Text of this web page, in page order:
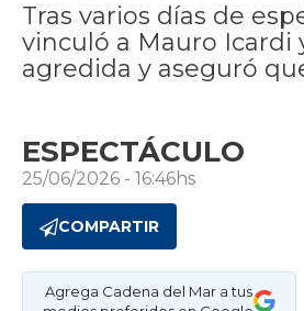
Tras varios días de
vinculó a Mauro Icardi
agredida y aseguró
ESPECTÁCULO
25/06/2026 - 16:46hs
COMPARTIR
Agrega Cadena del Mar a tus